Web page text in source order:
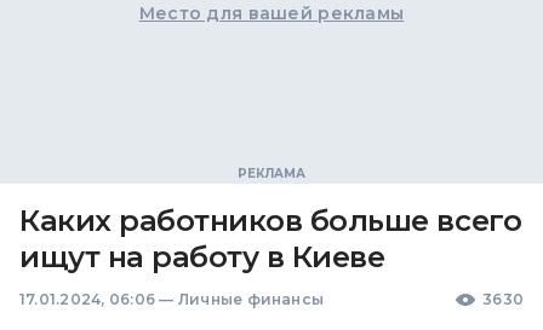
Место для вашей рекламы
Каких работников больше всего
ищут на работу в Киеве
17.01.2024, 06:06 — Личные финансы 3630